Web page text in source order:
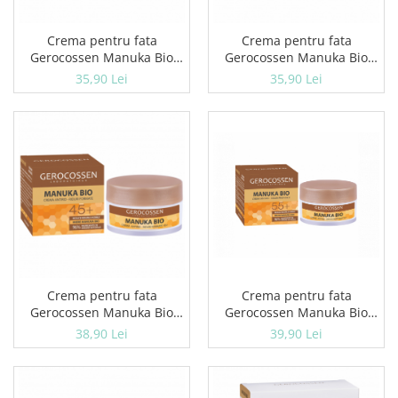
Cosmetice profesionale
Sampon de par
Hair styling
Balsam de par
Ingrijire corp
Geluri de dus
Parfumuri
Sapunuri
Spuma si saruri de baie
Crema pentru fata
Gerocossen Manuka Bio
25+ 50 ML
35,90 Lei
Crema pentru fata
Gerocossen Manuka Bio
35+ 50 ML
35,90 Lei
Crema pentru fata
Gerocossen Manuka Bio
45+ 50 ML
38,90 Lei
Crema pentru fata
Gerocossen Manuka Bio
55+ 50 ML
39,90 Lei